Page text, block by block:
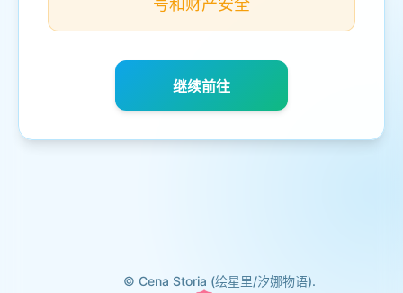
号和财产安全
继续前往
© Cena Storia (绘星里/汐娜物语).